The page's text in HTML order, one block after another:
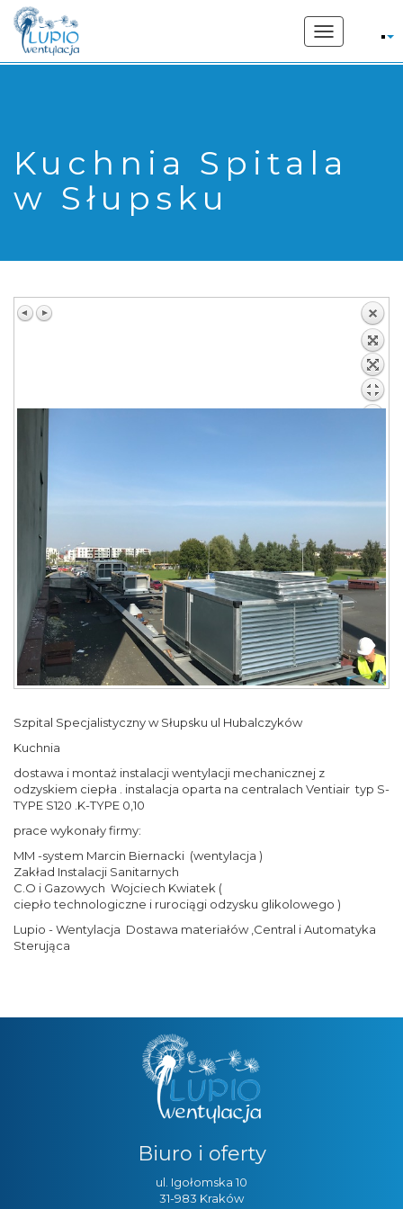
Toggle
navigation
Kuchnia Spitala
w Słupsku
Szpital Specjalistyczny w Słupsku ul Hubalczyków
Kuchnia
dostawa i montaż instalacji wentylacji mechanicznej z
odzyskiem ciepła . instalacja oparta na centralach Ventiair typ S-
TYPE S120 .K-TYPE 0,10
prace wykonały firmy:
MM -system Marcin Biernacki (wentylacja )
Zakład Instalacji Sanitarnych
C.O i Gazowych Wojciech Kwiatek (
ciepło technologiczne i rurociągi odzysku glikolowego )
Lupio - Wentylacja Dostawa materiałów ,Central i Automatyka
Sterująca
Biuro i oferty
ul. Igołomska 10
31-983 Kraków